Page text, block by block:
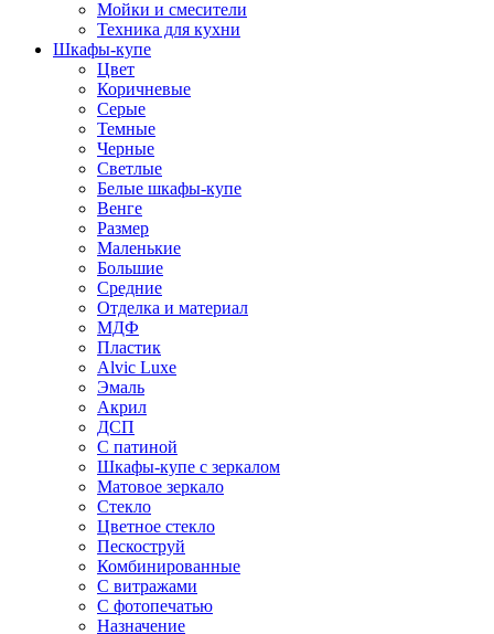
Мойки и смесители
Техника для кухни
Шкафы-купе
Цвет
Коричневые
Серые
Темные
Черные
Светлые
Белые шкафы-купе
Венге
Размер
Маленькие
Большие
Средние
Отделка и материал
МДФ
Пластик
Alvic Luxe
Эмаль
Акрил
ДСП
С патиной
Шкафы-купе с зеркалом
Матовое зеркало
Стекло
Цветное стекло
Пескоструй
Комбинированные
С витражами
С фотопечатью
Назначение